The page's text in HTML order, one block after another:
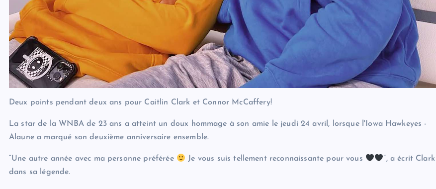
Deux points pendant deux ans pour Caitlin Clark et Connor McCaffery!
La star de la WNBA de 23 ans a atteint un doux hommage à son amie le jeudi 24 avril, lorsque l'Iowa Hawkeyes -
Alaune a marqué son deuxième anniversaire ensemble.
“Une autre année avec ma personne préférée Je vous suis tellement reconnaissante pour vous
”, a écrit Clark
dans sa légende.